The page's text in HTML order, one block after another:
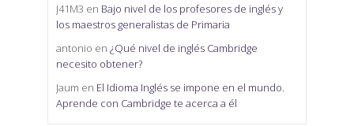
J41M3 en Bajo nivel de los profesores de inglés y
los maestros generalistas de Primaria
antonio en ¿Qué nivel de inglés Cambridge
necesito obtener?
Jaum en El Idioma Inglés se impone en el mundo.
Aprende con Cambridge te acerca a él